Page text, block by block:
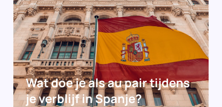
Wat doe je als au pair tijdens
je verblijf in Spanje?